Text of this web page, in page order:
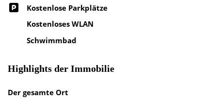
Kostenlose Parkplätze
Kostenloses WLAN
Schwimmbad
Highlights der Immobilie
Der gesamte Ort